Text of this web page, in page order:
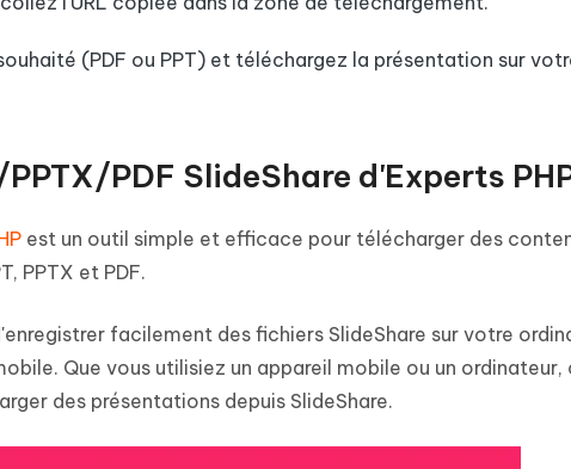
(PDF ou PPT) et téléchargez la présentation sur
PDF SlideShare d'Experts
est un outil simple et efficace pour télécharger des
PPTX et PDF.
facilement des fichiers SlideShare sur votre
Que vous utilisiez un appareil mobile ou un
des présentations depuis SlideShare.